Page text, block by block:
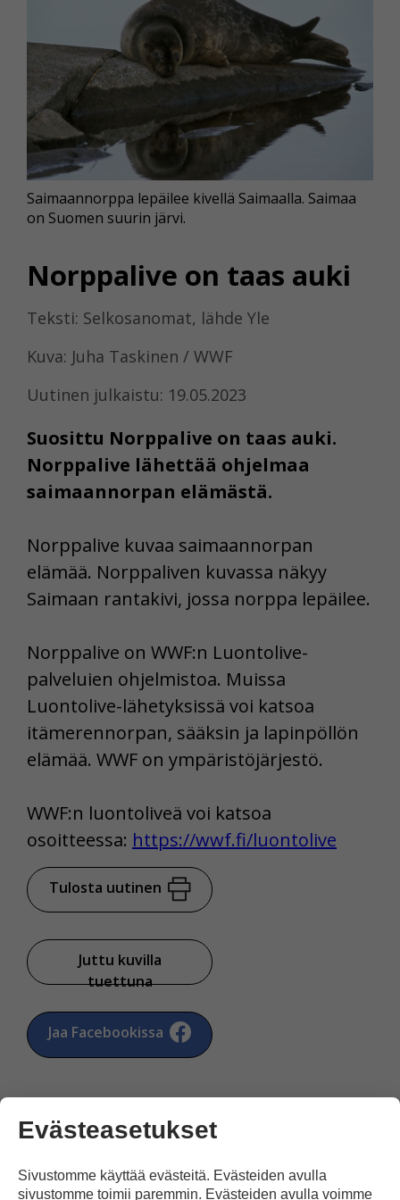
Norppalive on taas auki
Teksti: Selkosanomat, lähde Yle
Kuva: Juha Taskinen / WWF
Uutinen julkaistu: 19.05.2023
Suosittu Norppalive on taas auki.
Norppalive lähettää ohjelmaa
saimaannorpan elämästä.
Saimaannorppa lepäilee kivellä Saimaalla. Saimaa
on Suomen suurin järvi.
Norppalive kuvaa saimaannorpan
elämää. Norppaliven kuvassa näkyy
Saimaan rantakivi, jossa norppa lepäilee.
Norppalive on WWF:n Luontolive-
palveluien ohjelmistoa. Muissa
Luontolive-lähetyksissä voi katsoa
itämerennorpan, sääksin ja lapinpöllön
elämää. WWF on ympäristöjärjestö.
WWF:n luontoliveä voi katsoa
osoitteessa: https://wwf.fi/luontolive
Tulosta uutinen
Juttu kuvilla
tuettuna
Jaa Facebookissa
Kommentoi
Evästeasetukset
Sivustomme käyttää evästeitä. Evästeiden avulla
sivustomme toimii paremmin. Evästeiden avulla voimme